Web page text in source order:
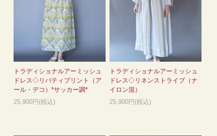
トラディショナルアーミッシュ
ドレス◇リバティプリント（ア
ール・デコ）*サッカー調*
25,900円(税込)
トラディショナルアーミッシュ
ドレス◇リネンストライプ（ナ
イロン混）
25,900円(税込)